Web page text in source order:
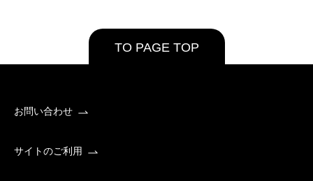
TO PAGE TOP
お問い合わせ
サイトのご利用